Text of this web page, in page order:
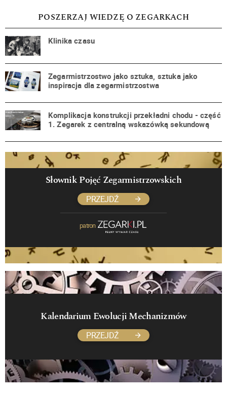
POSZERZAJ WIEDZĘ O ZEGARKACH
Klinika czasu
Zegarmistrzostwo jako sztuka, sztuka jako
inspiracja dla zegarmistrzostwa
Komplikacja konstrukcji przekładni chodu - część
1. Zegarek z centralną wskazówką sekundową
Słownik Pojęć Zegarmistrzowskich
PRZEJDŹ
patron
Kalendarium Ewolucji Mechanizmów
PRZEJDŹ